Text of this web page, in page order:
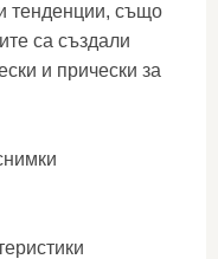
тенденции, също
са създали
и прически за